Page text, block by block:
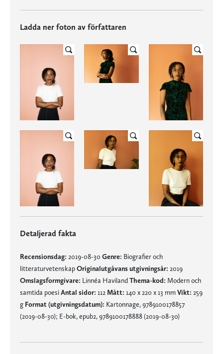
Ladda ner foton av författaren
Detaljerad fakta
Recensionsdag: 2019-08-30 Genre: Biografier och
litteraturvetenskapOriginalutgåvans utgivningsår: 2019
Omslagsformgivare: Linnéa HavilandThema-kod: Modern och
samtida poesiAntal sidor: 112 Mått: 140 x 220 x 13 mmVikt: 259
g Format (utgivningsdatum): Kartonnage, 9789100178857
(2019-08-30); E-bok, epub2, 9789100178888 (2019-08-30)